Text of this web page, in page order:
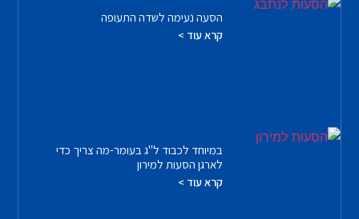
הסעה נעימה לשדה התעופה
קרא עוד >
במיוחד לכבוד ל"ג בעומר-מה צריך כדי
לארגן הסעות למירון
קרא עוד >